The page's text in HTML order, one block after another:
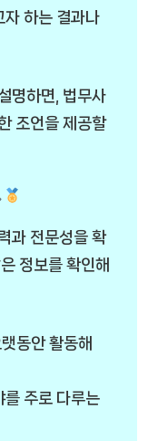
자 하는 결과나
명하면, 법무사
조언을 제공할
과 전문성을 확
정보를 확인해
동안 활동해
를 주로 다루는